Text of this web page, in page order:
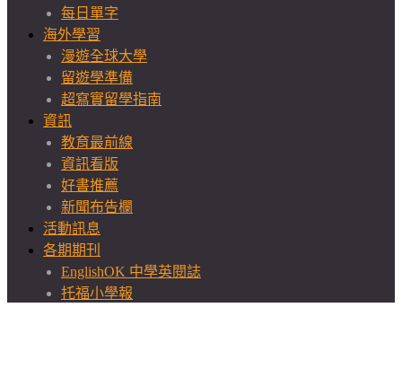
每日單字
海外學習
漫遊全球大學
留遊學準備
超寫實留學指南
資訊
教育最前線
資訊看版
好書推薦
新聞布告欄
活動訊息
各期期刊
EnglishOK 中學英閱誌
托福小學報